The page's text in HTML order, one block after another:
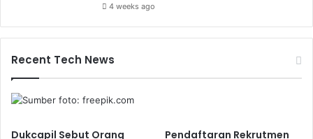
4 weeks ago
Recent Tech News
Dukcapil Sebut Orang
Pendaftaran Rekrutmen